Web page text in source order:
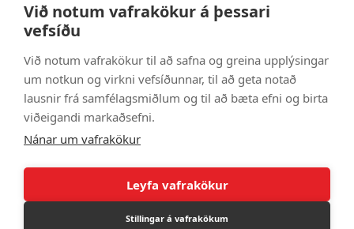
Við notum vafrakökur á þessari
vefsíðu
Við notum vafrakökur til að safna og greina upplýsingar
um notkun og virkni vefsíðunnar, til að geta notað
lausnir frá samfélagsmiðlum og til að bæta efni og birta
viðeigandi markaðsefni.
Nánar um vafrakökur
Leyfa vafrakökur
Stillingar á vafrakökum
Hafnarfjörður
Bæjarhraun 6
Mán. - Fös. : 8-17
Lau. - Sun. : Lokað
Selfoss
Hrísmýri 2a
Mán. - Fös. : 8-17
Lau. - Sun. : Lokað